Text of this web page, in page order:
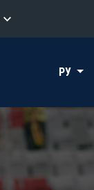
РУ